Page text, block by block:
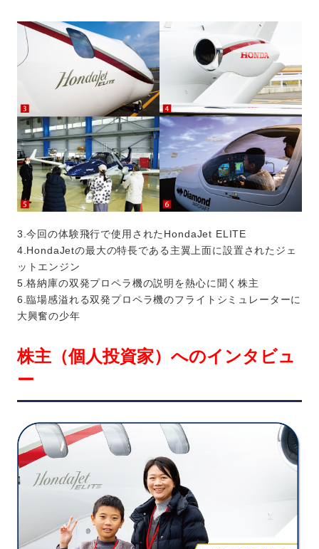
3.今回の体験飛行で使用されたHondaJet ELITE
4.HondaJetの最大の特長である主翼上面に設置されたジェ
ットエンジン
5.格納庫の双発プロペラ機の説明を熱心に聞く株主
6.臨場感溢れる双発プロペラ機のフライトシミュレーターに
大興奮の少年
株主（個人投資家）へのインタビュ
ー